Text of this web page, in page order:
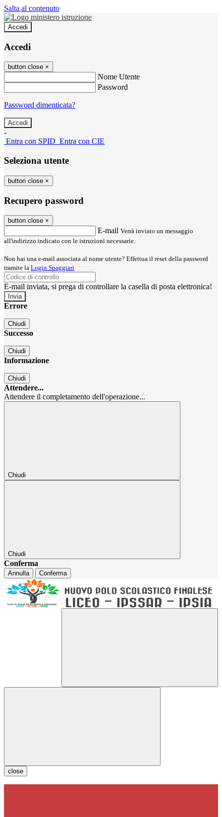
Salta al contenuto
Accedi
Accedi
button close ×
Nome Utente
Password
Password dimenticata?
-
Entra con SPID Entra con CIE
Seleziona utente
button close ×
Recupero password
button close ×
E-mail Verrà inviato un messaggio
all'indirizzo indicato con le istruzioni necessarie.
Non hai una e-mail associata al nome utente? Effettua il reset della password
tramite la Login Spaggiari
E-mail inviata, si prega di controllare la casella di posta elettronica!
Errore
Chiudi
Successo
Chiudi
Informazione
Chiudi
Attendere...
Attendere il completamento dell'operazione...
Chiudi
Chiudi
Conferma
Annulla Conferma
close